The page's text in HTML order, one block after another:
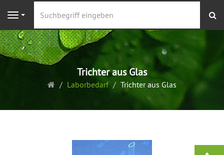
Navigation
Trichter aus Glas
Startseite
Laborbedarf Trichter aus Glas